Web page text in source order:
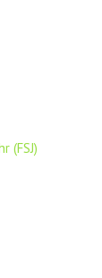
(FSJ)